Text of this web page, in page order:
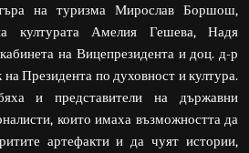
на туризма Мирослав Боршош,
културата Амелия Гешева, Надя
на Вицепрезидента и доц. д-р
Президента по духовност и култура.
и представители на държавни
които имаха възможността да
артефакти и да чуят истории,